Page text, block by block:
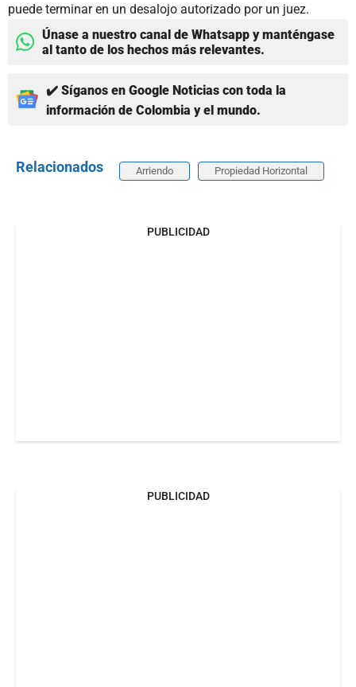
puede terminar en un desalojo autorizado por un juez.
Únase a nuestro canal de Whatsapp y manténgase
al tanto de los hechos más relevantes.
✔️ Síganos en Google Noticias con toda la
información de Colombia y el mundo.
Relacionados Arriendo Propiedad Horizontal
PUBLICIDAD
PUBLICIDAD